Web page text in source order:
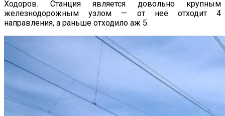
Ходоров. Станция является довольно крупным
железнодорожным узлом — от нее отходит 4
направления, а раньше отходило аж 5.